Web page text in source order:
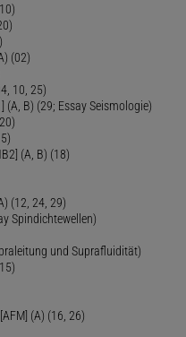
(02)
10, 25)
(A, B) (29; Essay Seismologie)
(A, B) (18)
(12, 24, 29)
Spindichtewellen)
und Suprafluidität)
(A) (16, 26)